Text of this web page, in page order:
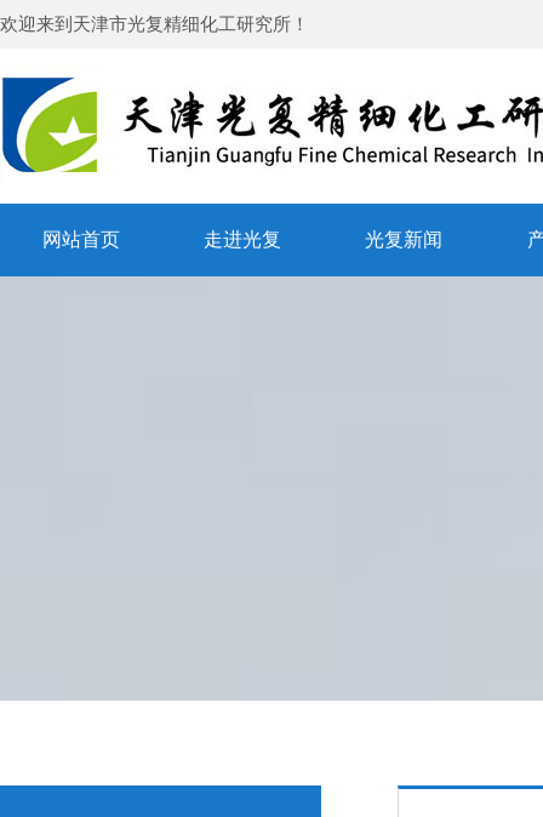
欢迎来到 天津市光复精细化工研究所 ！
网站首页 走进光复 光复新闻